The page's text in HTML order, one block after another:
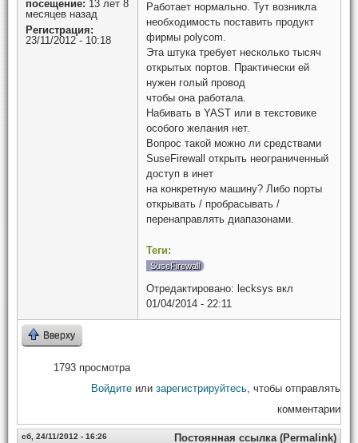
посещение: 13 лет 8
месяцев назад
Регистрация:
23/11/2012 - 10:18
Работает нормально. Тут возникла
необходимость поставить продукт
фирмы polycom.
Эта штука требует несколько тысяч
открытых портов. Практически ей
нужен голый провод
чтобы она работала.
Набивать в YAST или в текстовике
особого желания нет.
Вопрос такой можно ли средствами
SuseFirewall открыть неограниченный
доступ в инет
на конкретную машину? Либо порты
открывать / пробрасывать /
перенаправлять диапазонами.
Теги:
SuseFirewall
Отредактировано: lecksys вкл
01/04/2014 - 22:11
Вверху
1793 просмотра
Войдите или зарегистрируйтесь , чтобы отправлять
комментарии
сб, 24/11/2012 - 16:26 Постоянная ссылка (Permalink)